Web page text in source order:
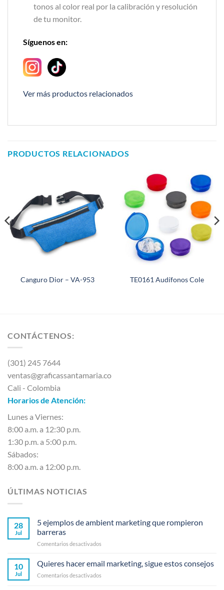
tonos al color real por la calibración y resolución
de tu monitor.
Síguenos en:
Ver más productos relacionados
PRODUCTOS RELACIONADOS
Canguro Dior – VA-953 TE0161 Audífonos Cole
CONTÁCTENOS:
(301) 245 7644
ventas@graficassantamaria.co
Cali - Colombia
Horarios de Atención:
Lunes a Viernes:
8:00 a.m. a 12:30 p.m.
1:30 p.m. a 5:00 p.m.
Sábados:
8:00 a.m. a 12:00 p.m.
ÚLTIMAS NOTICIAS
28
Jul
5 ejemplos de ambient marketing que rompieron
barreras
Comentarios desactivados
ejemplos
de
ambient
10
Jul
Quieres hacer email marketing, sigue estos consejos
Comentarios desactivados